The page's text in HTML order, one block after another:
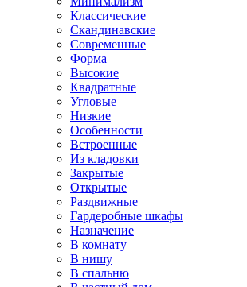
Классические
Скандинавские
Современные
Форма
Высокие
Квадратные
Угловые
Низкие
Особенности
Встроенные
Из кладовки
Закрытые
Открытые
Раздвижные
Гардеробные шкафы
Назначение
В комнату
В нишу
В спальню